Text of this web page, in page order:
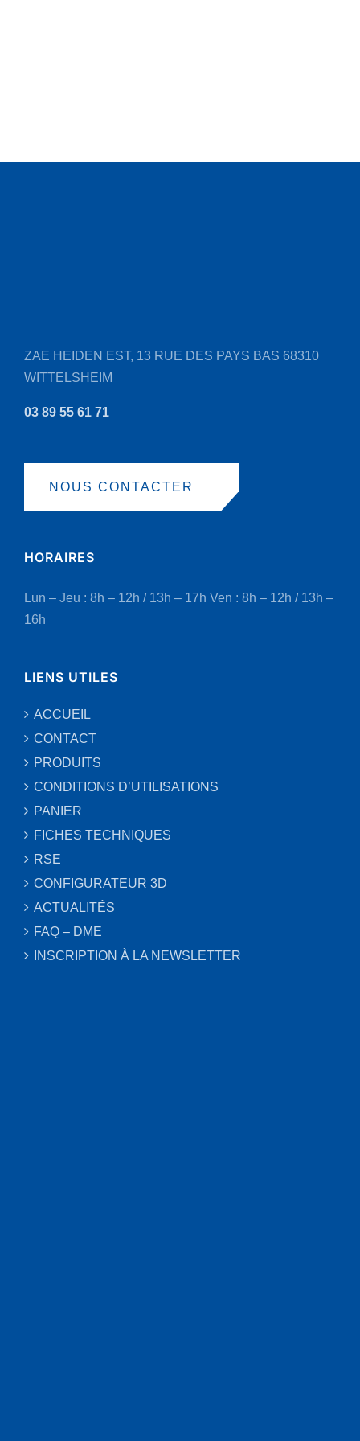
ZAE HEIDEN EST, 13 RUE DES PAYS BAS 68310
WITTELSHEIM
03 89 55 61 71
NOUS CONTACTER
HORAIRES
Lun – Jeu : 8h – 12h / 13h – 17h Ven : 8h – 12h / 13h –
16h
LIENS UTILES
ACCUEIL
CONTACT
PRODUITS
CONDITIONS D’UTILISATIONS
PANIER
FICHES TECHNIQUES
RSE
CONFIGURATEUR 3D
ACTUALITÉS
FAQ – DME
INSCRIPTION À LA NEWSLETTER